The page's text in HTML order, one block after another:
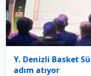
Y. Denizli Basket
adım atıyor